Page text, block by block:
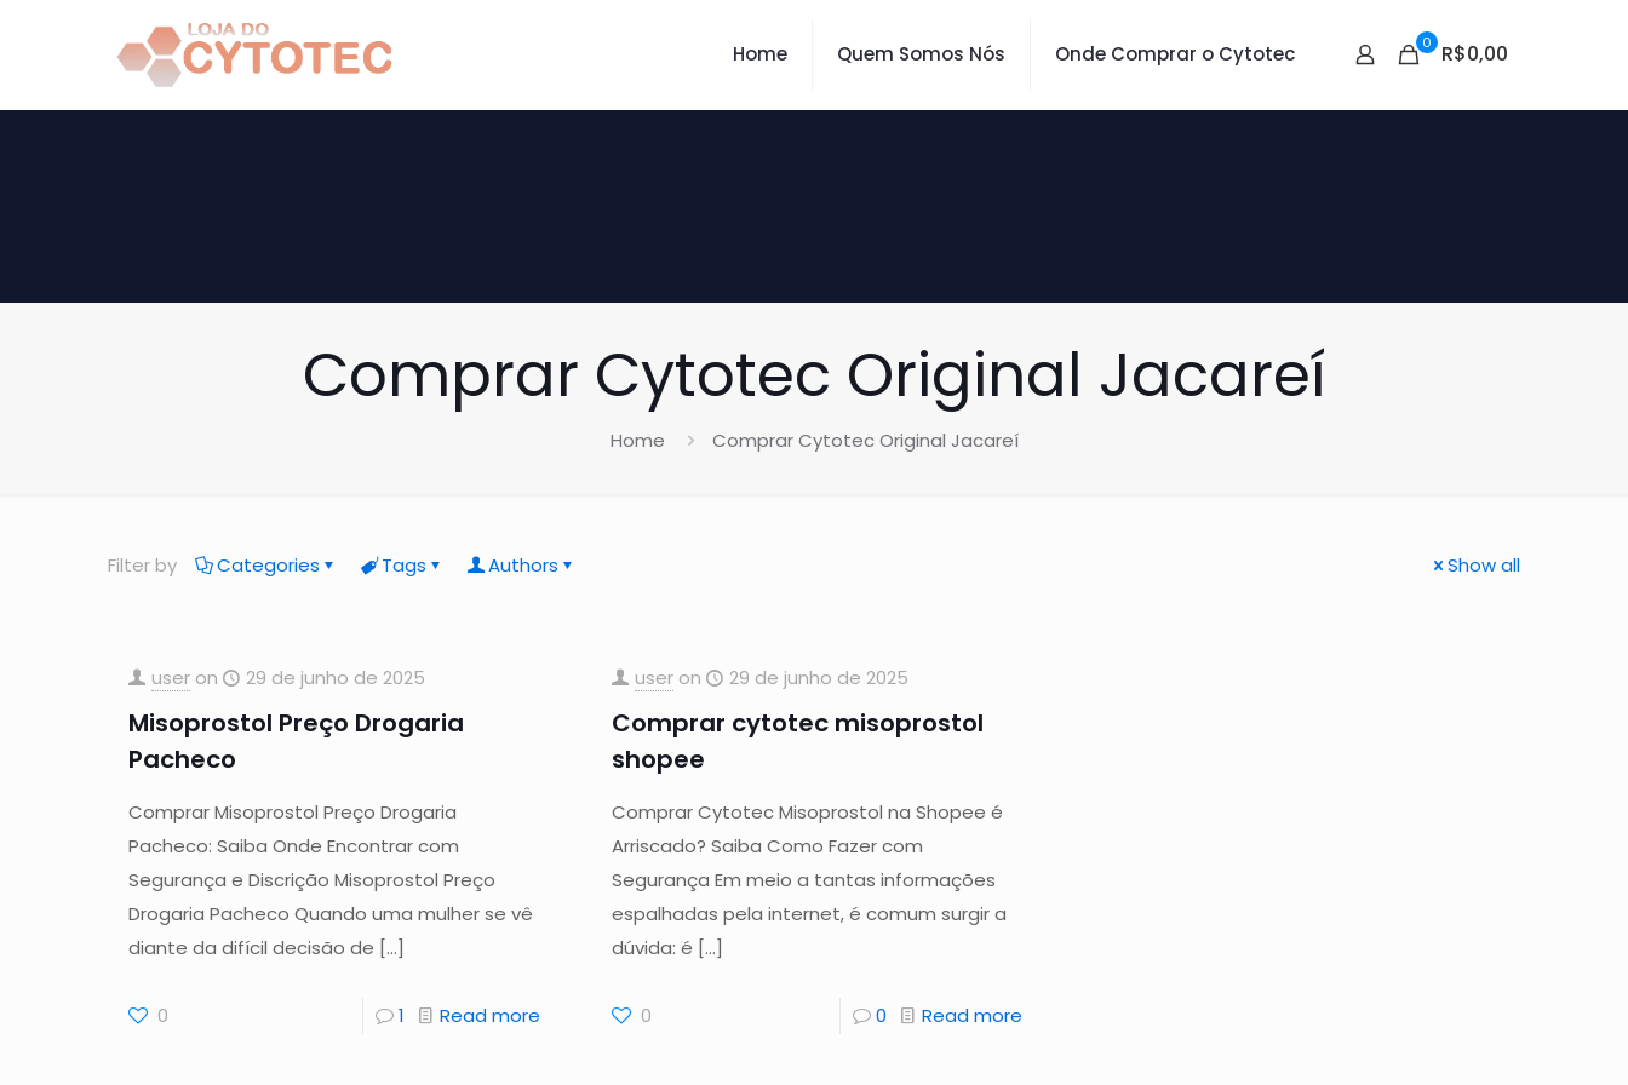
Home Quem Somos Nós Onde Comprar o Cytotec 0 R$0,00
Comprar Cytotec Original Jacareí
Home Comprar Cytotec Original Jacareí
Filter by Categories Tags Authors Show all
user on 29 de junho de 2025
Misoprostol Preço Drogaria
Pacheco
Comprar Misoprostol Preço Drogaria
Pacheco: Saiba Onde Encontrar com
Segurança e Discrição Misoprostol Preço
Drogaria Pacheco Quando uma mulher se vê
diante da difícil decisão de […]
0 1 Read more
user on 29 de junho de 2025
Comprar cytotec misoprostol
shopee
Comprar Cytotec Misoprostol na Shopee é
Arriscado? Saiba Como Fazer com
Segurança Em meio a tantas informações
espalhadas pela internet, é comum surgir a
dúvida: é […]
0 0 Read more